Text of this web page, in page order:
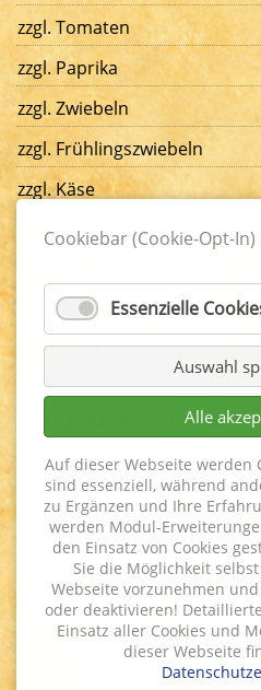
zzgl. Tomaten
zzgl. Paprika
zzgl. Zwiebeln
zzgl. Frühlingszwiebeln
zzgl. Käse
zzgl. Schafskäse
zzgl. Schinken
zzgl. Speck
Weißwurstfrühstück
1 Stück Weißwurst mit
Händlmaier Senf
1 Paar Wiener
Frühstück Extras
Cookiebar (Cookie-Opt-In)
Essenzielle
Auswahl
Alle
Auf dieser Webseite werden
sind essenziell, während
zu Ergänzen und Ihre
werden Modul-
den Einsatz von Cookies
Sie die Möglichkeit
Webseite vorzunehmen
oder deaktivieren!
Einsatz aller Cookies und
dieser Webseite